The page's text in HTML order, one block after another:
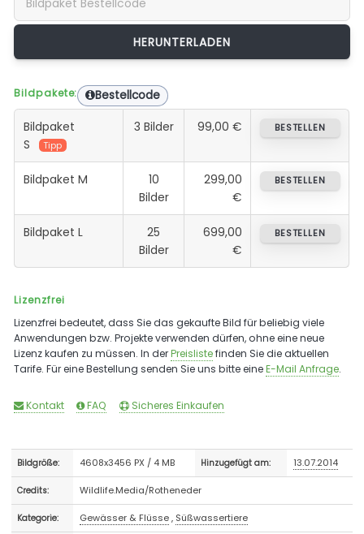
Bildpakete: Bestellcode
Bildpaket
S
Tipp
3 Bilder 99,00 € BESTELLEN
Bildpaket M
10
Bilder
299,00
€
BESTELLEN
Bildpaket L
25
Bilder
699,00
€
BESTELLEN
Lizenzfrei
Lizenzfrei bedeutet, dass Sie das gekaufte Bild für beliebig viele
Anwendungen bzw. Projekte verwenden dürfen, ohne eine neue
Lizenz kaufen zu müssen. In derPreislistefinden Sie die aktuellen
Tarife. Für eine Bestellung senden Sie uns bitte eineE-Mail Anfrage.
Kontakt FAQ Sicheres Einkaufen
Bildgröße: 4608x3456 PX / 4 MB Hinzugefügt am: 13.07.2014
Credits: Wildlife.Media/Rotheneder
Kategorie: Gewässer & Flüsse, Süßwassertiere